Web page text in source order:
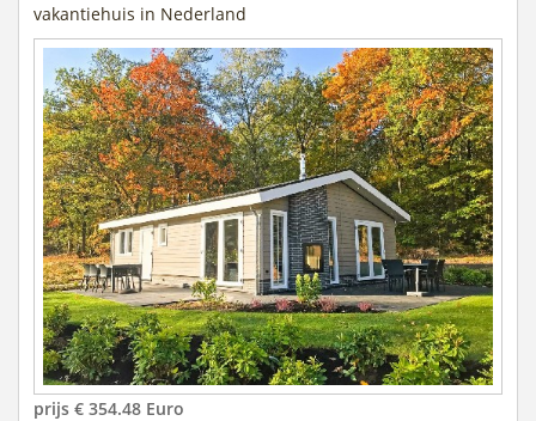
vakantiehuis in Nederland
prijs € 354.48 Euro